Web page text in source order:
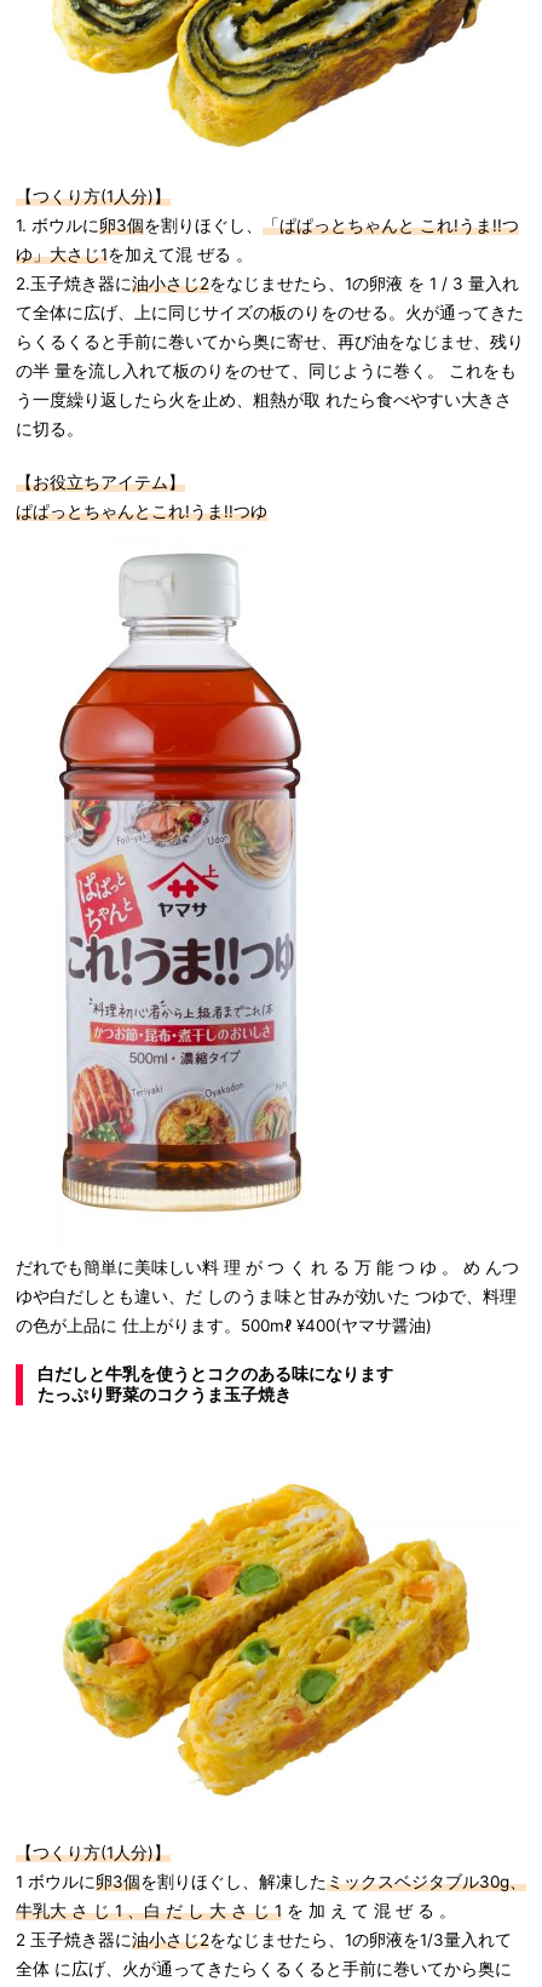
【つくり方(1人分)】
1. ボウルに卵3個を割りほぐし、 「ぱぱっとちゃんと これ!うま!!つ
ゆ」大さじ1を加えて混 ぜる 。
2.玉子焼き器に油小さじ2をなじませたら、1の卵液 を 1 / 3 量入れ
て全体に広げ、上に同じサイズの板のりをのせる。火が通ってきた
らくるくると手前に巻いてから奥に寄せ、再び油をなじませ、残り
の半 量を流し入れて板のりをのせて、同じように巻く。 これをも
う一度繰り返したら火を止め、粗熱が取 れたら食べやすい大きさ
に切る。
【お役立ちアイテム】
ぱぱっとちゃんとこれ!うま!!つゆ
だれでも簡単に美味しい料 理 が つ く れ る 万 能 つ ゆ 。 め んつ
ゆや白だしとも違い、だ しのうま味と甘みが効いた つゆで、料理
の色が上品に 仕上がります。500mℓ ¥400(ヤマサ醤油)
白だしと牛乳を使うとコクのある味になります
たっぷり野菜のコクうま玉子焼き
【つくり方(1人分)】
1 ボウルに卵3個を割りほぐし、解凍したミックスベジタブル30g、
牛乳大 さ じ 1 、白 だ し 大 さ じ 1 を 加 え て 混 ぜ る 。
2 玉子焼き器に油小さじ2をなじませたら、1の卵液を1/3量入れて
全体 に広げ、火が通ってきたらくるくると手前に巻いてから奥に